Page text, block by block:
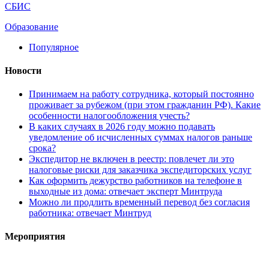
СБИС
Образование
Популярное
Новости
Принимаем на работу сотрудника, который постоянно
проживает за рубежом (при этом гражданин РФ). Какие
особенности налогообложения учесть?
В каких случаях в 2026 году можно подавать
уведомление об исчисленных суммах налогов раньше
срока?
Экспедитор не включен в реестр: повлечет ли это
налоговые риски для заказчика экспедиторских услуг
Как оформить дежурство работников на телефоне в
выходные из дома: отвечает эксперт Минтруда
Можно ли продлить временный перевод без согласия
работника: отвечает Минтруд
Мероприятия